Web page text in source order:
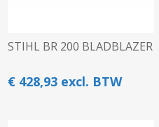
STIHL BR 200 BLADBLAZER
€ 428,93 excl. BTW